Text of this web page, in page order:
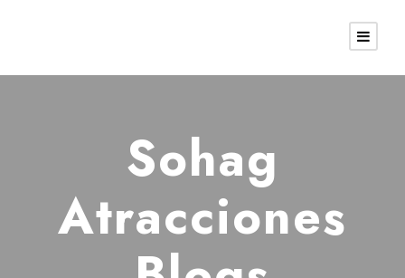
Sohag
Atracciones